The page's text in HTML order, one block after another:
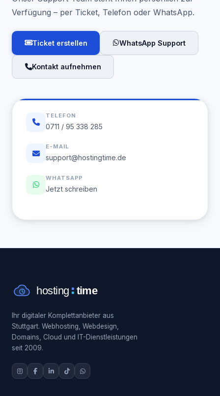
Verfügung – per Ticket, Telefon oder WhatsApp.
Ticket erstellen WhatsApp Support
Kontakt aufnehmen
TELEFON
0711 / 95 338 285
E-MAIL
support@hostingtime.de
WHATSAPP
Jetzt schreiben
Ihr digitaler Komplettanbieter aus
Stuttgart. Webhosting, Webdesign,
Domains, Cloud und IT-Dienstleistungen
seit 2009.